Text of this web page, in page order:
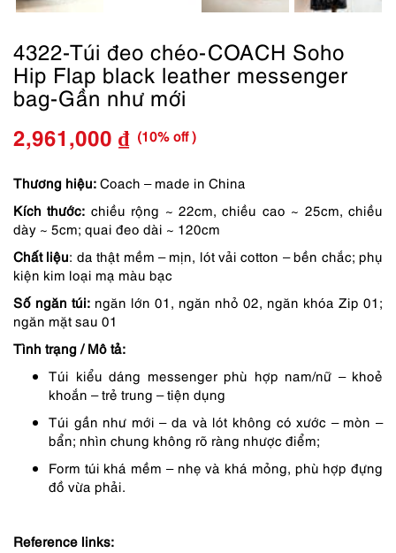
4322-Túi đeo chéo-COACH Soho
Hip Flap black leather messenger
bag-Gần như mới
Giá
gốc
là:
2,961,000 ₫
Giá
hiện
tại
2,961,000 ₫.
(10% off )
Thương hiệu: Coach – made in China
Kích thước: chiều rộng ~ 22cm, chiều cao ~ 25cm, chiều
dày ~ 5cm; quai đeo dài ~ 120cm
Chất liệu: da thật mềm – mịn, lót vải cotton – bền chắc; phụ
kiện kim loại mạ màu bạc
Số ngăn túi: ngăn lớn 01, ngăn nhỏ 02, ngăn khóa Zip 01;
ngăn mặt sau 01
Tình trạng / Mô tả:
Túi kiểu dáng messenger phù hợp nam/nữ – khoẻ
khoắn – trẻ trung – tiện dụng
Túi gần như mới – da và lót không có xước – mòn –
bẩn; nhìn chung không rõ ràng nhược điểm;
Form túi khá mềm – nhẹ và khá mỏng, phù hợp đựng
đồ vừa phải.
Reference links: